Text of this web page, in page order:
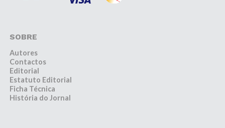
SOBRE
Autores
Contactos
Editorial
Estatuto Editorial
Ficha Técnica
História do Jornal